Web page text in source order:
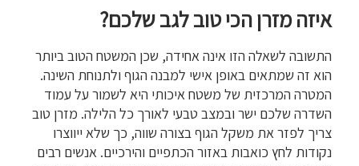
איזה מזרן הכי טוב לגב שלכם?
התשובה לשאלה הזו אינה אחידה, שכן המשטח הטוב ביותר
הוא זה שמתאים באופן אישי למבנה הגוף ולתנוחת השינה.
המטרה המרכזית של משטח איכותי היא לשמור על עמוד
השדרה שלכם ישר ובמצב טבעי לאורך כל הלילה. מזרן טוב
צריך לפזר את משקל הגוף בצורה שווה, כך שלא ייווצרו
נקודות לחץ כואבות באזור הכתפיים והירכיים. אנשים רבים